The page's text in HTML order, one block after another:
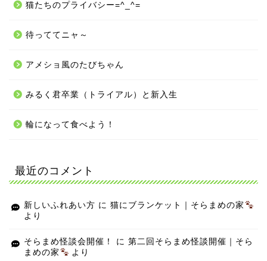
猫たちのプライバシー=^_^=
待っててニャ～
アメショ風のたびちゃん
みるく君卒業（トライアル）と新入生
輪になって食べよう！
最近のコメント
新しいふれあい方 に 猫にブランケット｜そらまめの家
より
そらまめ怪談会開催！ に 第二回そらまめ怪談開催｜そら
まめの家
より